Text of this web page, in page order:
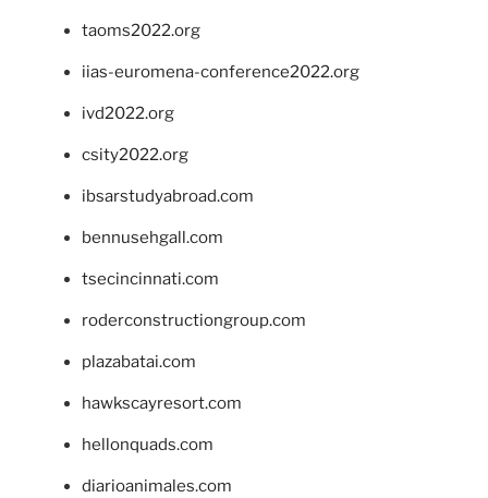
taoms2022.org
iias-euromena-conference2022.org
ivd2022.org
csity2022.org
ibsarstudyabroad.com
bennusehgall.com
tsecincinnati.com
roderconstructiongroup.com
plazabatai.com
hawkscayresort.com
hellonquads.com
diarioanimales.com